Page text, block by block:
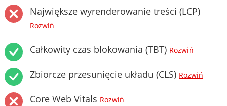
Największe wyrenderowanie treści (LCP)
Rozwiń
Całkowity czas blokowania (TBT) Rozwiń
Zbiorcze przesunięcie układu (CLS) Rozwiń
Core Web Vitals Rozwiń